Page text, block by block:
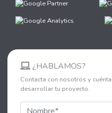
¿HABLAMOS?
Contacta con nosotros y
desarrollar tu proyecto.